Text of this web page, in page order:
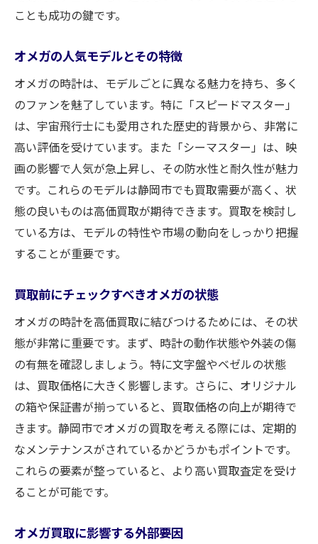
買取価格をアップさせるためのオメガ時計のメ
日常的なケアで時計を守る
専門家による定期的なメンテナンスの重要
性
オメガ時計のクリーニング方法
オメガの防水機能を維持するには
修理履歴が査定に与える影響
メンテナンス履歴を保持する理由
壊れたオメガ時計でも高価買取可能な理由とそ
の方法
部品交換で価値を引き出す方法
壊れた時計が買取可能なケース
静岡市内でのジャンク買取専門店の探し方
修理可能性を見極めるポイント
オメガ時計の希少性を活かす
オメガ時計買取における保証書と付属品の重要
性
保証書がもたらす査定への影響
付属品の有無で変わる買取価格
静岡市内で付属品を扱う店舗の紹介
ことも成功の鍵です。
オメガの人気モデルとその特徴
オメガの時計は、モデルごとに異なる魅力を持ち、多く
のファンを魅了しています。特に「スピードマスター」
は、宇宙飛行士にも愛用された歴史的背景から、非常に
高い評価を受けています。また「シーマスター」は、映
画の影響で人気が急上昇し、その防水性と耐久性が魅力
です。これらのモデルは静岡市でも買取需要が高く、状
態の良いものは高価買取が期待できます。買取を検討し
ている方は、モデルの特性や市場の動向をしっかり把握
することが重要です。
買取前にチェックすべきオメガの状態
オメガの時計を高価買取に結びつけるためには、その状
態が非常に重要です。まず、時計の動作状態や外装の傷
の有無を確認しましょう。特に文字盤やベゼルの状態
は、買取価格に大きく影響します。さらに、オリジナル
の箱や保証書が揃っていると、買取価格の向上が期待で
きます。静岡市でオメガの買取を考える際には、定期的
なメンテナンスがされているかどうかもポイントです。
これらの要素が整っていると、より高い買取査定を受け
ることが可能です。
オメガ買取に影響する外部要因